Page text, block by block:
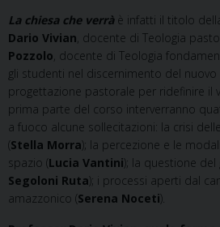
La chiesa che verràè infatti il titolo
Dario Vivian, docente di Teologia
Pozzolo, docente di Teologia
gli studenti nel discernimento del nuovo
progettazione pastorale per ridefinire il
prima parte del corso interverranno
a fuoco alcune sollecitazioni: la crisi
(Stella Morra); la percezione e le
spazio (Lucia Vantini); la questione del
Segoloni Ruta); i processi aperti dal
amazzonico (Serena Noceti).